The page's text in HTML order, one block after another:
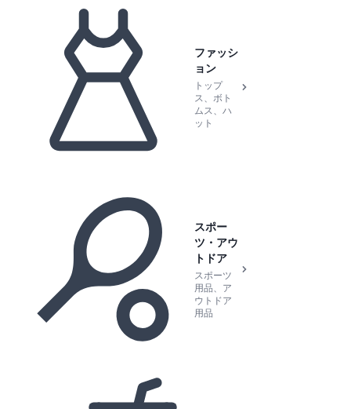
ファッシ
ョン
トップ
ス、ボト
ムス、ハ
ット
スポー
ツ・アウ
トドア
スポーツ
用品、ア
ウトドア
用品